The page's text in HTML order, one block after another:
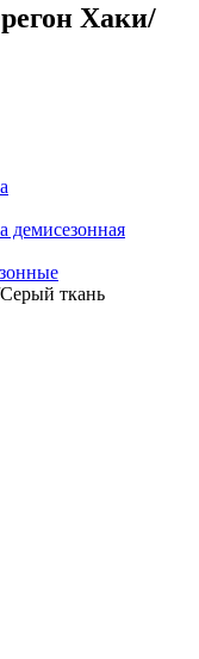
Хаки/
демисезонная
ткань